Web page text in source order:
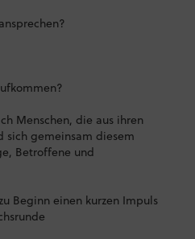
Menschen, die aus ihren
sich gemeinsam diesem
Betroffene und
Beginn einen kurzen Impuls